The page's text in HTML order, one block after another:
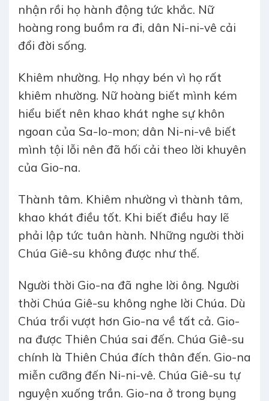
nhận rồi họ hành động tức khắc. Nữ
hoàng rong buồm ra đi, dân Ni-ni-vê cải
đổi đời sống.
Khiêm nhường. Họ nhạy bén vì họ rất
khiêm nhường. Nữ hoàng biết mình kém
hiểu biết nên khao khát nghe sự khôn
ngoan của Sa-lo-mon; dân Ni-ni-vê biết
mình tội lỗi nên đã hối cải theo lời khuyên
của Gio-na.
Thành tâm. Khiêm nhường vì thành tâm,
khao khát điều tốt. Khi biết điều hay lẽ
phải lập tức tuân hành. Những người thời
Chúa Giê-su không được như thế.
Người thời Gio-na đã nghe lời ông. Người
thời Chúa Giê-su không nghe lời Chúa. Dù
Chúa trổi vượt hơn Gio-na về tất cả. Gio-
na được Thiên Chúa sai đến. Chúa Giê-su
chính là Thiên Chúa đích thân đến. Gio-na
miễn cưỡng đến Ni-ni-vê. Chúa Giê-su tự
nguyện xuống trần. Gio-na ở trong bụng